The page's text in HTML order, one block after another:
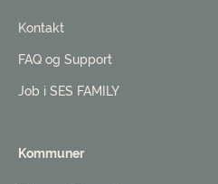
Kontakt
FAQ og Support
Job i SES FAMILY
Kommuner